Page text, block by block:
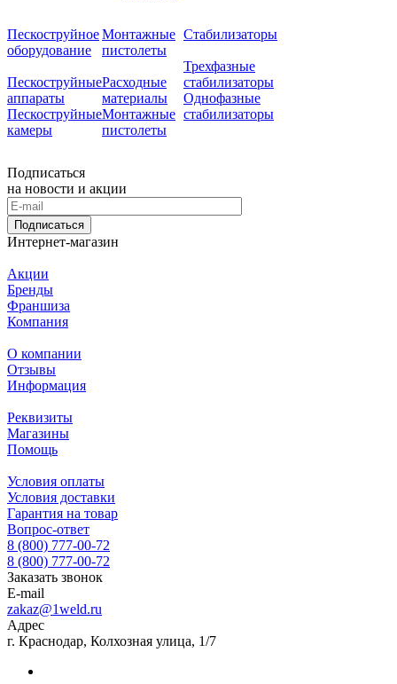
Пескоструйное
оборудование
Пескоструйные
аппараты
Пескоструйные
камеры
Монтажные
пистолеты
Расходные
материалы
Монтажные
пистолеты
Стабилизаторы
Трехфазные
стабилизаторы
Однофазные
стабилизаторы
Подписаться
на новости и акции
Подписаться
Интернет-магазин
Акции
Бренды
Франшиза
Компания
О компании
Отзывы
Информация
Реквизиты
Магазины
Помощь
Условия оплаты
Условия доставки
Гарантия на товар
Вопрос-ответ
8 (800) 777-00-72
8 (800) 777-00-72
Заказать звонок
E-mail
zakaz@1weld.ru
Адрес
г. Краснодар, Колхозная улица, 1/7